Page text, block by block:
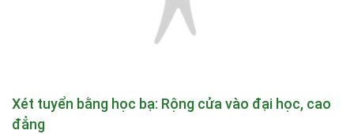
Xét tuyển bằng học bạ: Rộng cửa vào đại học, cao
đẳng